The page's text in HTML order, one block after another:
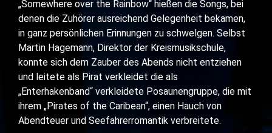
„Somewhere over the Rainbow“ hießen die Songs, bei
denen die Zuhörer ausreichend Gelegenheit bekamen,
in ganz persönlichen Erinnungen zu schwelgen. Selbst
Martin Hagemann, Direktor der Kreismusikschule,
konnte sich dem Zauber des Abends nicht entziehen
und leitete als Pirat verkleidet die als
„Enterhakenband“ verkleidete Posaunengruppe, die mit
ihrem „Pirates of the Caribean“, einen Hauch von
Abendteuer und Seefahrerromantik verbreitete.